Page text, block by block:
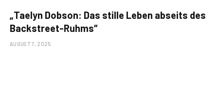
„Taelyn Dobson: Das stille Leben abseits des
Backstreet-Ruhms“
AUGUST 7, 2025